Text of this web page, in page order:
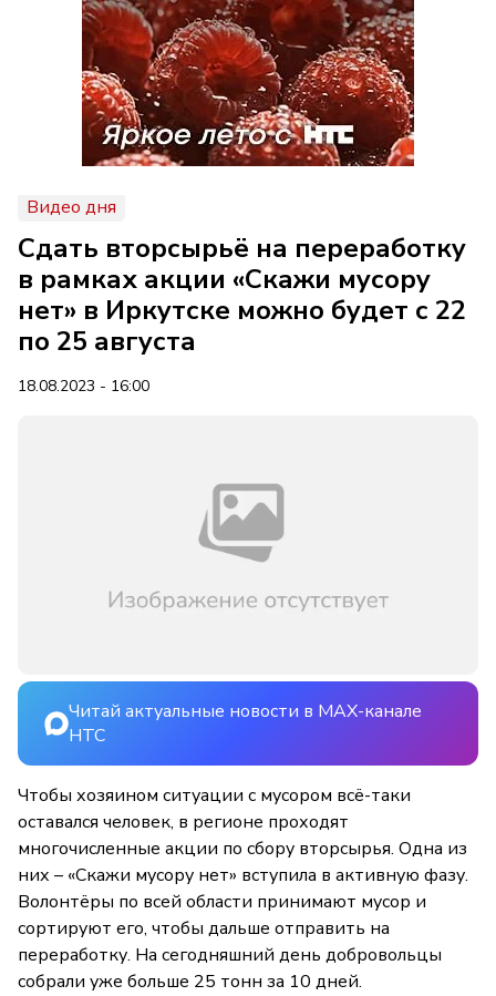
Видео дня
Сдать вторсырьё на переработку
в рамках акции «Скажи мусору
нет» в Иркутске можно будет с 22
по 25 августа
18.08.2023 - 16:00
Читай актуальные новости в MAX-канале
НТС
Чтобы хозяином ситуации с мусором всё-таки
оставался человек, в регионе проходят
многочисленные акции по сбору вторсырья. Одна из
них – «Скажи мусору нет» вступила в активную фазу.
Волонтёры по всей области принимают мусор и
сортируют его, чтобы дальше отправить на
переработку. На сегодняшний день добровольцы
собрали уже больше 25 тонн за 10 дней.